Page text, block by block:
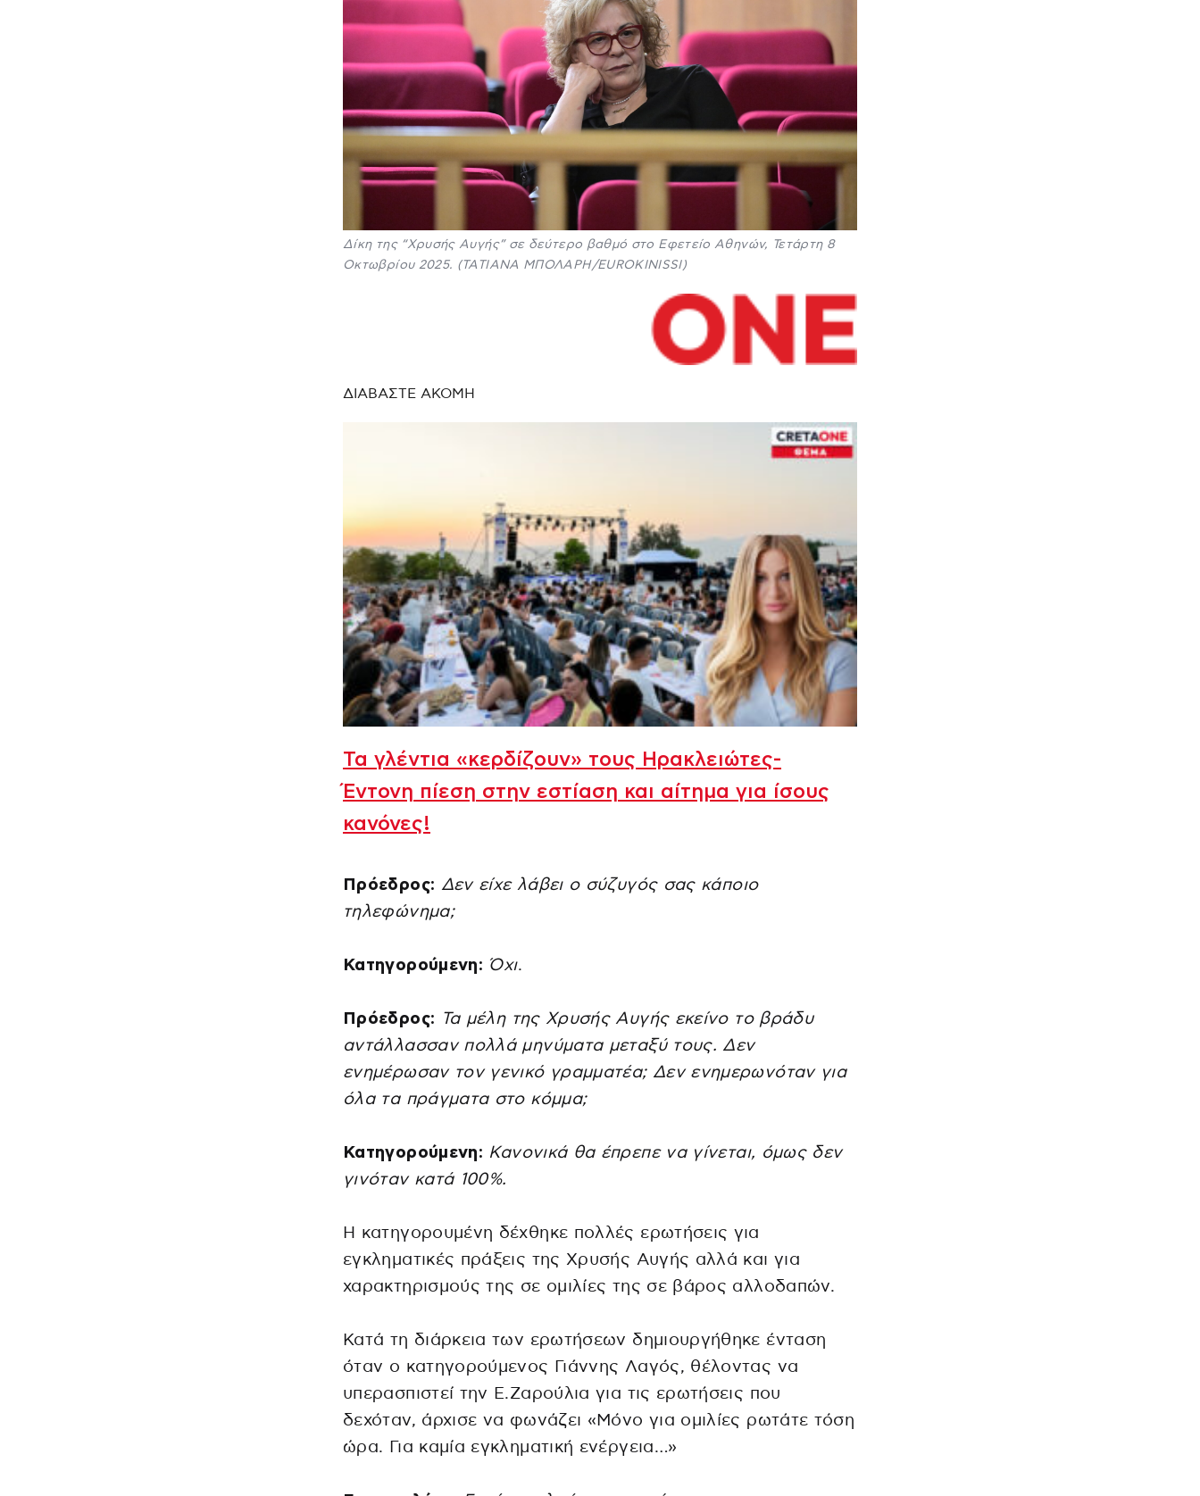
Δίκη της “Χρυσής Αυγής” σε δεύτερο βαθμό στο Εφετείο Αθηνών, Τετάρτη 8
Οκτωβρίου 2025. (ΤΑΤΙΑΝΑ ΜΠΟΛΑΡΗ/EUROKINISSI)
ΔΙΑΒΑΣΤΕ ΑΚΟΜΗ
Τα γλέντια «κερδίζουν» τους Ηρακλειώτες-
Έντονη πίεση στην εστίαση και αίτημα για ίσους
κανόνες!
Πρόεδρος: Δεν είχε λάβει ο σύζυγός σας κάποιο
τηλεφώνημα;
Κατηγορούμενη: Όχι.
Πρόεδρος:
Τα μέλη της Χρυσής Αυγής εκείνο το βράδυ
αντάλλασσαν πολλά μηνύματα μεταξύ τους. Δεν
ενημέρωσαν τον γενικό γραμματέα; Δεν ενημερωνόταν για
όλα τα πράγματα στο κόμμα;
Κατηγορούμενη: Κανονικά θα έπρεπε να γίνεται, όμως δεν
γινόταν κατά 100%.
Η κατηγορουμένη δέχθηκε πολλές ερωτήσεις για
εγκληματικές πράξεις της Χρυσής Αυγής αλλά και για
χαρακτηρισμούς της σε ομιλίες της σε βάρος αλλοδαπών.
Κατά τη διάρκεια των ερωτήσεων δημιουργήθηκε ένταση
όταν ο κατηγορούμενος Γιάννης Λαγός, θέλοντας να
υπερασπιστεί την Ε.Ζαρούλια για τις ερωτήσεις που
δεχόταν, άρχισε να φωνάζει «Μόνο για ομιλίες ρωτάτε τόση
ώρα. Για καμία εγκληματική ενέργεια…»